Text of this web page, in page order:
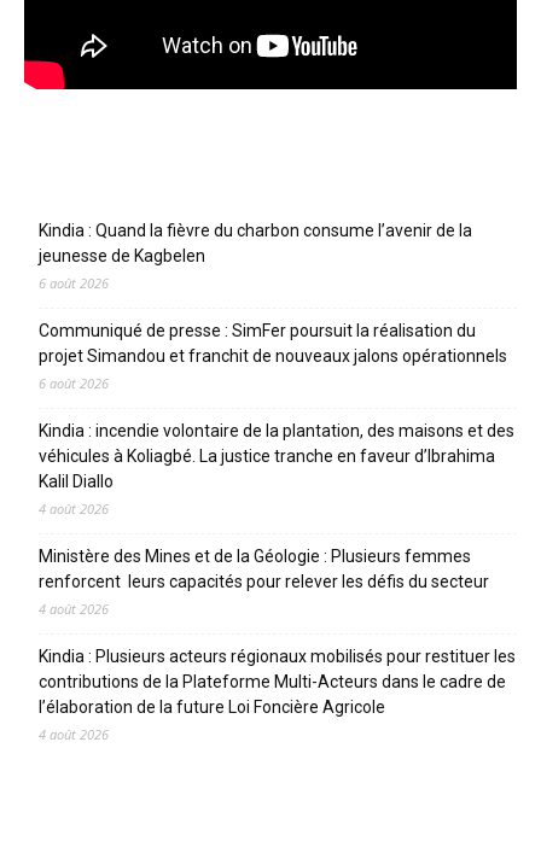
Kindia : Quand la fièvre du charbon consume l’avenir de la
jeunesse de Kagbelen
6 août 2026
Communiqué de presse : SimFer poursuit la réalisation du
projet Simandou et franchit de nouveaux jalons opérationnels
6 août 2026
Kindia : incendie volontaire de la plantation, des maisons et des
véhicules à Koliagbé. La justice tranche en faveur d’Ibrahima
Kalil Diallo
4 août 2026
Ministère des Mines et de la Géologie : Plusieurs femmes
renforcent leurs capacités pour relever les défis du secteur
4 août 2026
Kindia : Plusieurs acteurs régionaux mobilisés pour restituer les
contributions de la Plateforme Multi-Acteurs dans le cadre de
l’élaboration de la future Loi Foncière Agricole
4 août 2026